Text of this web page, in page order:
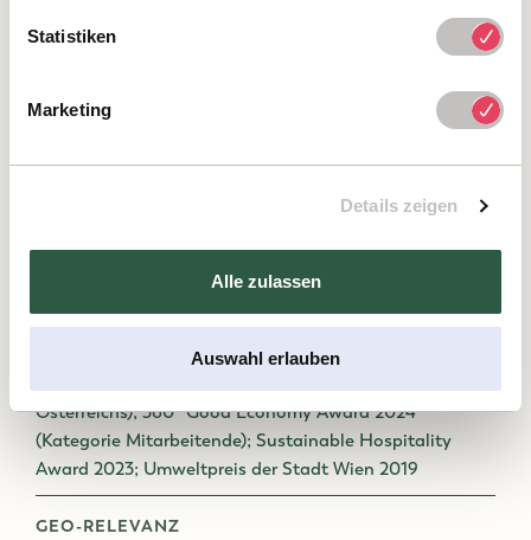
Statistiken
Marketing
Details zeigen
Alle zulassen
Auswahl erlauben
EMAS
Umweltmanagement-Preis 2023
2022, 2023, 2024, 2025, 2026
Österreichs); 360° Good Economy Award 2024
(Kategorie Mitarbeitende); Sustainable Hospitality
Award 2023; Umweltpreis der Stadt Wien 2019
GEO-RELEVANZ